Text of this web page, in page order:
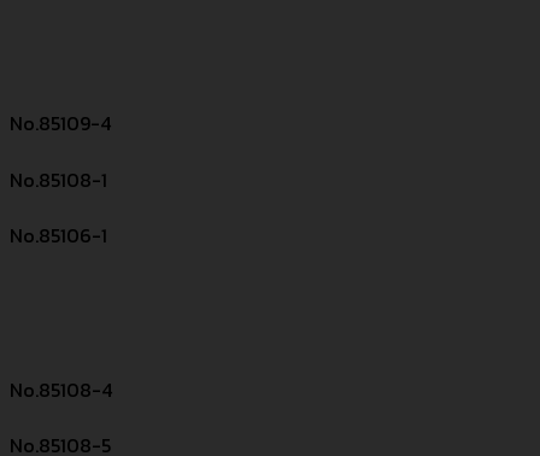
No.85109-4
No.85108-1
No.85106-1
No.85108-4
No.85108-5